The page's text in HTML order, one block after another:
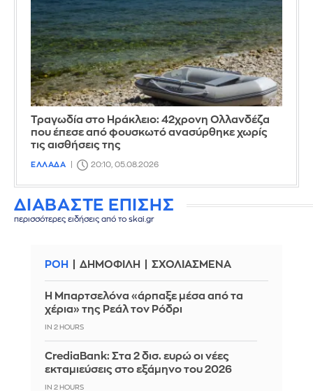
Τραγωδία στο Ηράκλειο: 42χρονη Ολλανδέζα
που έπεσε από φουσκωτό ανασύρθηκε χωρίς
τις αισθήσεις της
ΕΛΛΑΔΑ 20:10, 05.08.2026
ΔΙΑΒΑΣΤΕ ΕΠΙΣΗΣ
περισσότερες ειδήσεις από το skai.gr
ΡΟΗ ΔΗΜΟΦΙΛΗ ΣΧΟΛΙΑΣΜΕΝΑ
Η Μπαρτσελόνα «άρπαξε μέσα από τα
χέρια» της Ρεάλ τον Ρόδρι
IN 2 HOURS
CrediaBank: Στα 2 δισ. ευρώ οι νέες
εκταμιεύσεις στο εξάμηνο του 2026
IN 2 HOURS